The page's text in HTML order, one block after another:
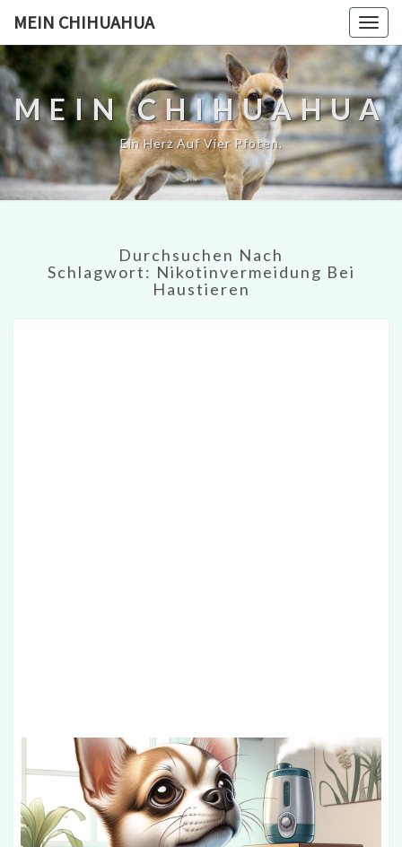
MEIN CHIHUAHUA
MEIN CHIHUAHUA
Ein Herz Auf Vier Pfoten.
Durchsuchen Nach
Schlagwort: Nikotinvermeidung Bei
Haustieren